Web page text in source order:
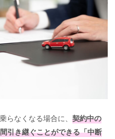
らなくなる場合に、 契約中の
引き継ぐことができる「中断